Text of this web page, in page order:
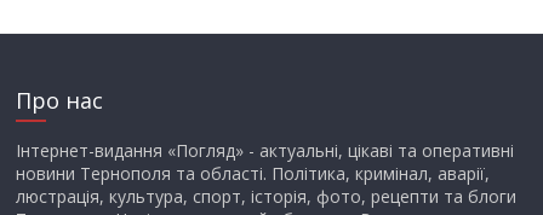
Про нас
Інтернет-видання «Погляд» - актуальні, цікаві та оперативні
новини Тернополя та області. Політика, кримінал, аварії,
люстрація, культура, спорт, історія, фото, рецепти та блоги